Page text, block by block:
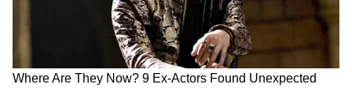
क्लास, सेव करें लटकन गोल्ड टॉप्स
अकांक्षा चमोला से ट्रेंडी इयररिंग्स,
पार्टी वियर संग बेस्ट